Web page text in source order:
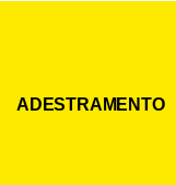
ADESTRAMENTO